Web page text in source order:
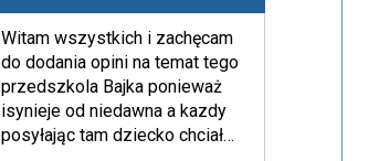
Witam wszystkich i zachęcam
do dodania opini na temat tego
przedszkola Bajka ponieważ
isynieje od niedawna a kazdy
posyłając tam dziecko chciałby